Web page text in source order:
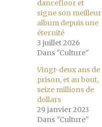
dancefloor et
signe son meilleur
album depuis une
éternité
3 juillet 2026
Dans "Culture"
Vingt-deux ans de
prison, et au bout,
seize millions de
dollars
29 janvier 2023
Dans "Culture"